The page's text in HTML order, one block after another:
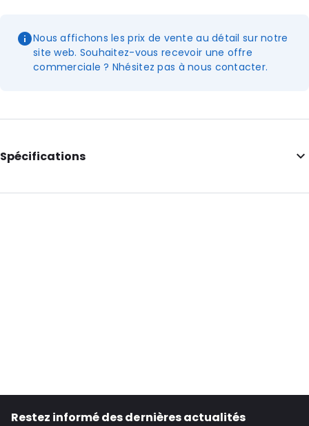
Nous affichons les prix de vente au détail sur notre
site web. Souhaitez-vous recevoir une offre
commerciale ? Nhésitez pas à nous contacter.
Spécifications
Longueur intérieure: 395
Restez informé des dernières actualités